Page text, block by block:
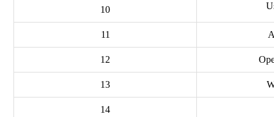
10
11
12
13
14